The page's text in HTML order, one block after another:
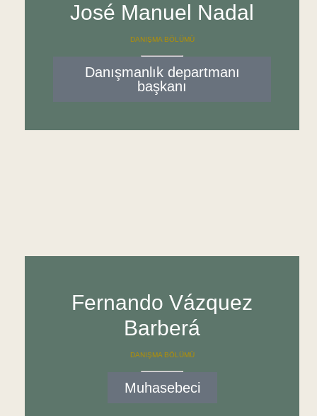
José Manuel Nadal
DANIŞMA BÖLÜMÜ
Danışmanlık departmanı
başkanı
Fernando Vázquez
Barberá
DANIŞMA BÖLÜMÜ
Muhasebeci